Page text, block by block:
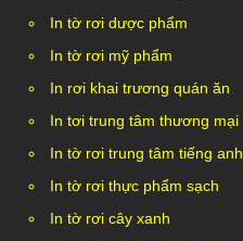
In tờ rơi dược phẩm
In tờ rơi mỹ phẩm
In rơi khai trương quán ăn
In tơi trung tâm thương mại
In tờ rơi trung tâm tiếng anh
In tờ rơi thực phẩm sạch
In tờ rơi cây xanh